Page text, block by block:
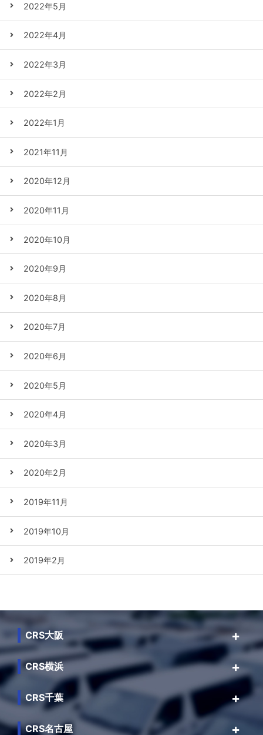
2022年5月
2022年4月
2022年3月
2022年2月
2022年1月
2021年11月
2020年12月
2020年11月
2020年10月
2020年9月
2020年8月
2020年7月
2020年6月
2020年5月
2020年4月
2020年3月
2020年2月
2019年11月
2019年10月
2019年2月
CRS大阪
CRS横浜
CRS千葉
CRS名古屋